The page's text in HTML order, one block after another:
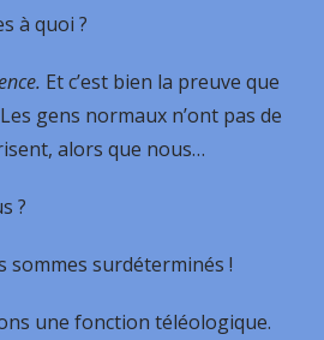
à quoi ?
Et c’est bien la preuve que
gens normaux n’ont pas de
alors que nous…
?
sommes surdéterminés !
une fonction téléologique.